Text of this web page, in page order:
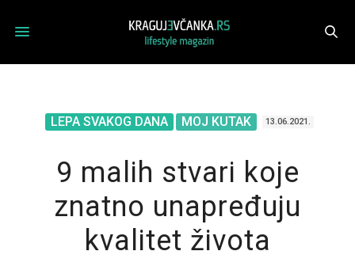
LEPA SVAKOG DANA MOJ KUTAK 13.06.2021.
9 malih stvari koje
znatno unapređuju
kvalitet života